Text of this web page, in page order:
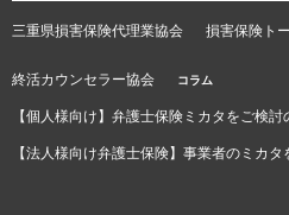
三重県損害保険代理業協会 損害保険ト
終活カウンセラー協会 コラム
【個人様向け】弁護士保険ミカタをご検討
【法人様向け弁護士保険】事業者のミカ